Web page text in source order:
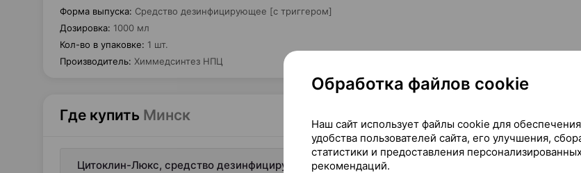
Форма выпуска: Средство дезинфицирующее [с триггером]
Дозировка: 1000 мл
Кол-во в упаковке: 1 шт.
Производитель: Химмедсинтез НПЦ
Где купить Минск
Цитоклин-Люкс, средство дезинфицирующее [с триггером], 1000 мл ×1, Химмедсинтез НПЦ
Обработка файлов cookie
Наш сайт использует файлы cookie для обеспечения
удобства пользователей сайта, его улучшения,
статистики и предоставления
рекомендаций.